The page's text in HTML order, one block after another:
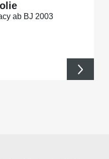
ab BJ 2003